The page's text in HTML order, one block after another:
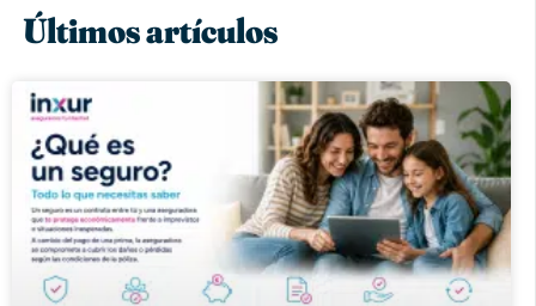
Últimos artículos